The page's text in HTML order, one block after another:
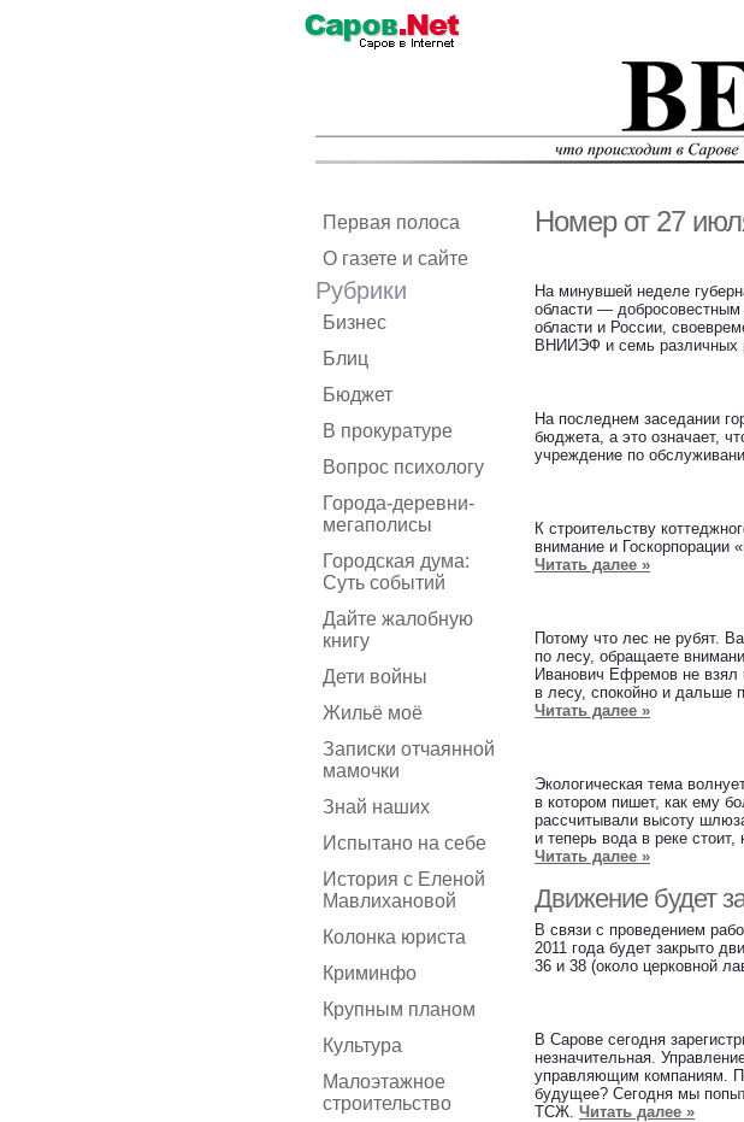
Первая полоса
О газете и сайте
Рубрики
Бизнес
Блиц
Бюджет
В прокуратуре
Вопрос психологу
Города-деревни-
мегаполисы
Городская дума:
Суть событий
Дайте жалобную
книгу
Дети войны
Жильё моё
Записки отчаянной
мамочки
Знай наших
Испытано на себе
История с Еленой
Мавлихановой
Колонка юриста
Криминфо
Крупным планом
Культура
Малоэтажное
строительство
Номер от 27
На минувшей неделе
области —
области и России,
ВНИИЭФ и семь различных
На последнем заседании
бюджета, а это означает,
учреждение по
К строительству
внимание и Госкорпорации
Читать далее »
Потому что лес не рубят.
по лесу, обращаете
Иванович Ефремов не
в лесу, спокойно и дальше
Читать далее »
Экологическая тема
в котором пишет, как ему
рассчитывали высоту
и теперь вода в реке
Читать далее »
Движение будет
В связи с проведением
2011 года будет закрыто
36 и 38 (около церковной
В Сарове сегодня
незначительная.
управляющим компаниям.
будущее? Сегодня мы
ТСЖ. Читать далее »